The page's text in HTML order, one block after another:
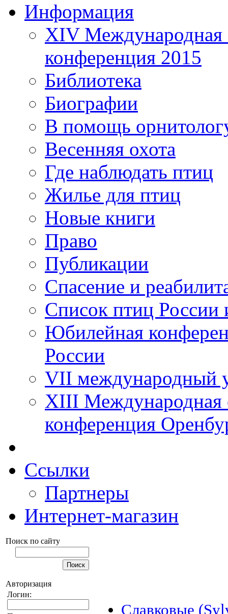
Информация
XIV Международная
конференция 2015
Библиотека
Биографии
В помощь
Весенняя охота
Где наблюдать птиц
Жилье для птиц
Новые книги
Право
Публикации
Спасение и
Список птиц России
Юбилейная
России
VII международный
XIII Международная
конференция
Ссылки
Партнеры
Интернет-магазин
Поиск по сайту
Авторизация
Логин:
Славковые